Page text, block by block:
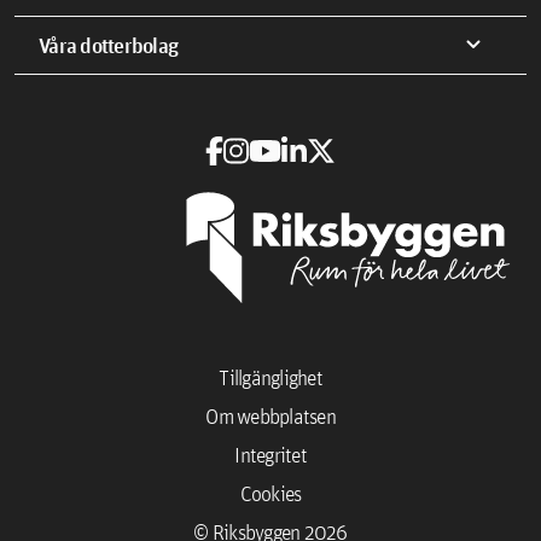
Våra dotterbolag expand_more
© Riksbyggen 2026
Cookies
Integritet
Om webbplatsen
Tillgänglighet